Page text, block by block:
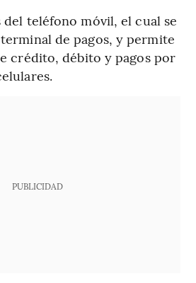
del teléfono móvil, el cual se
de pagos, y permite
crédito, débito y pagos por
PUBLICIDAD